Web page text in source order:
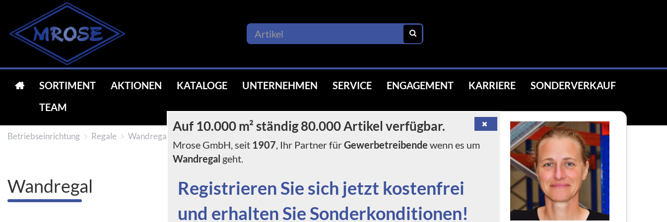
SORTIMENT AKTIONEN KATALOGE UNTERNEHMEN SERVICE ENGAGEMENT KARRIERE
SONDERVERKAUF
TEAM
Betriebseinrichtung Regale Wandregal
Wandregal
Auf 10.000 m² ständig 80.000 Artikel verfügbar.
Mrose GmbH, seit 1907, Ihr Partner fürGewerbetreibende wenn es um
Wandregal geht.
Registrieren Sie sich jetzt kostenfrei
und erhalten Sie Sonderkonditionen!